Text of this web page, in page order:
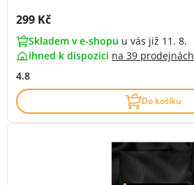
Cena s DPH:
299 Kč
Skladem v e-shopu u vás již 11. 8.
ihned k dispozici na 39 prodejnách
4.8
Do košíku